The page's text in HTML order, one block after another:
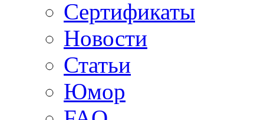
Сертификаты
Новости
Статьи
Юмор